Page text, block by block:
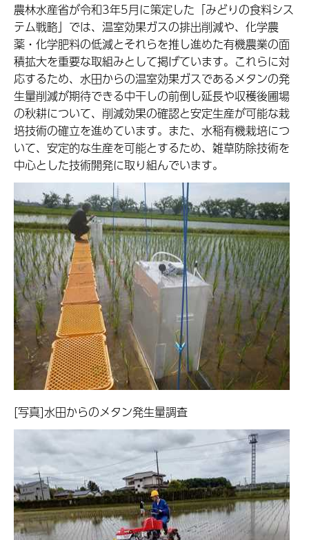
農林水産省が令和3年5月に策定した「みどりの食料シス
テム戦略」では、温室効果ガスの排出削減や、化学農
薬・化学肥料の低減とそれらを推し進めた有機農業の面
積拡大を重要な取組みとして掲げています。これらに対
応するため、水田からの温室効果ガスであるメタンの発
生量削減が期待できる中干しの前倒し延長や収穫後圃場
の秋耕について、削減効果の確認と安定生産が可能な栽
培技術の確立を進めています。また、水稲有機栽培につ
いて、安定的な生産を可能とするため、雑草防除技術を
中心とした技術開発に取り組んでいます。
[写真]水田からのメタン発生量調査